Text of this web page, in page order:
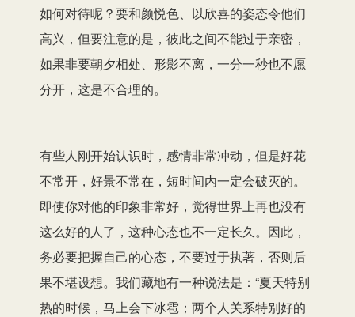
如何对待呢？要和颜悦色、以欣喜的姿态令他们
高兴，但要注意的是，彼此之间不能过于亲密，
如果非要朝夕相处、形影不离，一分一秒也不愿
分开，这是不合理的。
有些人刚开始认识时，感情非常冲动，但是好花
不常开，好景不常在，短时间内一定会破灭的。
即使你对他的印象非常好，觉得世界上再也没有
这么好的人了，这种心态也不一定长久。因此，
务必要把握自己的心态，不要过于执著，否则后
果不堪设想。我们藏地有一种说法是：“夏天特别
热的时候，马上会下冰雹；两个人关系特别好的